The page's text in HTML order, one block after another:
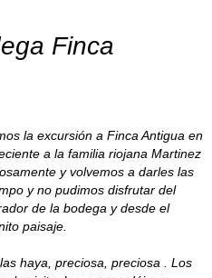
Finca
la excursión a Finca Antigua en
a la familia riojana Martinez
y volvemos a darles las
y no pudimos disfrutar del
de la bodega y desde el
paisaje.
haya, preciosa, preciosa . Los